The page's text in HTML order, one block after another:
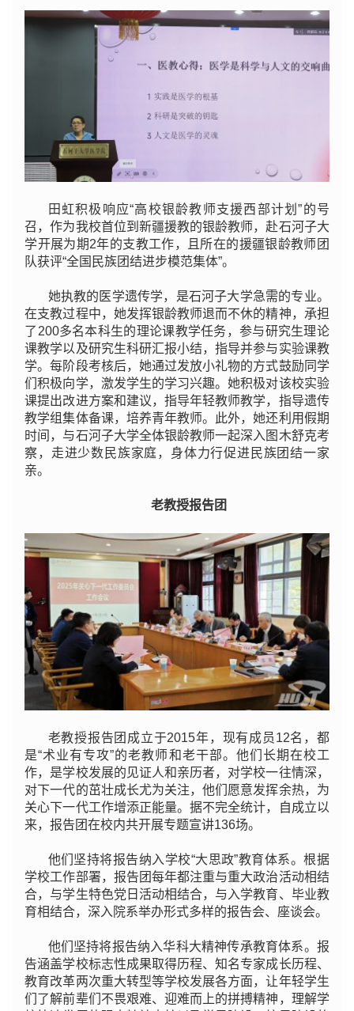
田虹积极响应“高校银龄教师支援西部计划”的号
召，作为我校首位到新疆援教的银龄教师，赴石河子大
学开展为期2年的支教工作，且所在的援疆银龄教师团
队获评“全国民族团结进步模范集体”。
她执教的医学遗传学，是石河子大学急需的专业。
在支教过程中，她发挥银龄教师退而不休的精神，承担
了200多名本科生的理论课教学任务，参与研究生理论
课教学以及研究生科研汇报小结，指导并参与实验课教
学。每阶段考核后，她通过发放小礼物的方式鼓励同学
们积极向学，激发学生的学习兴趣。她积极对该校实验
课提出改进方案和建议，指导年轻教师教学，指导遗传
教学组集体备课，培养青年教师。此外，她还利用假期
时间，与石河子大学全体银龄教师一起深入图木舒克考
察，走进少数民族家庭，身体力行促进民族团结一家
亲。
老教授报告团
老教授报告团成立于2015年，现有成员12名，都
是“术业有专攻”的老教师和老干部。他们长期在校工
作，是学校发展的见证人和亲历者，对学校一往情深，
对下一代的茁壮成长尤为关注，他们愿意发挥余热，为
关心下一代工作增添正能量。据不完全统计，自成立以
来，报告团在校内共开展专题宣讲136场。
他们坚持将报告纳入学校“大思政”教育体系。根据
学校工作部署，报告团每年都注重与重大政治活动相结
合，与学生特色党日活动相结合，与入学教育、毕业教
育相结合，深入院系举办形式多样的报告会、座谈会。
他们坚持将报告纳入华科大精神传承教育体系。报
告涵盖学校标志性成果取得历程、知名专家成长历程、
教育改革两次重大转型等学校发展各方面，让年轻学生
们了解前辈们不畏艰难、迎难而上的拼搏精神，理解学